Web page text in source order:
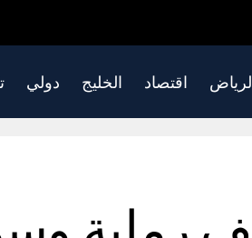
الرياض اقتصاد الخليج دولي